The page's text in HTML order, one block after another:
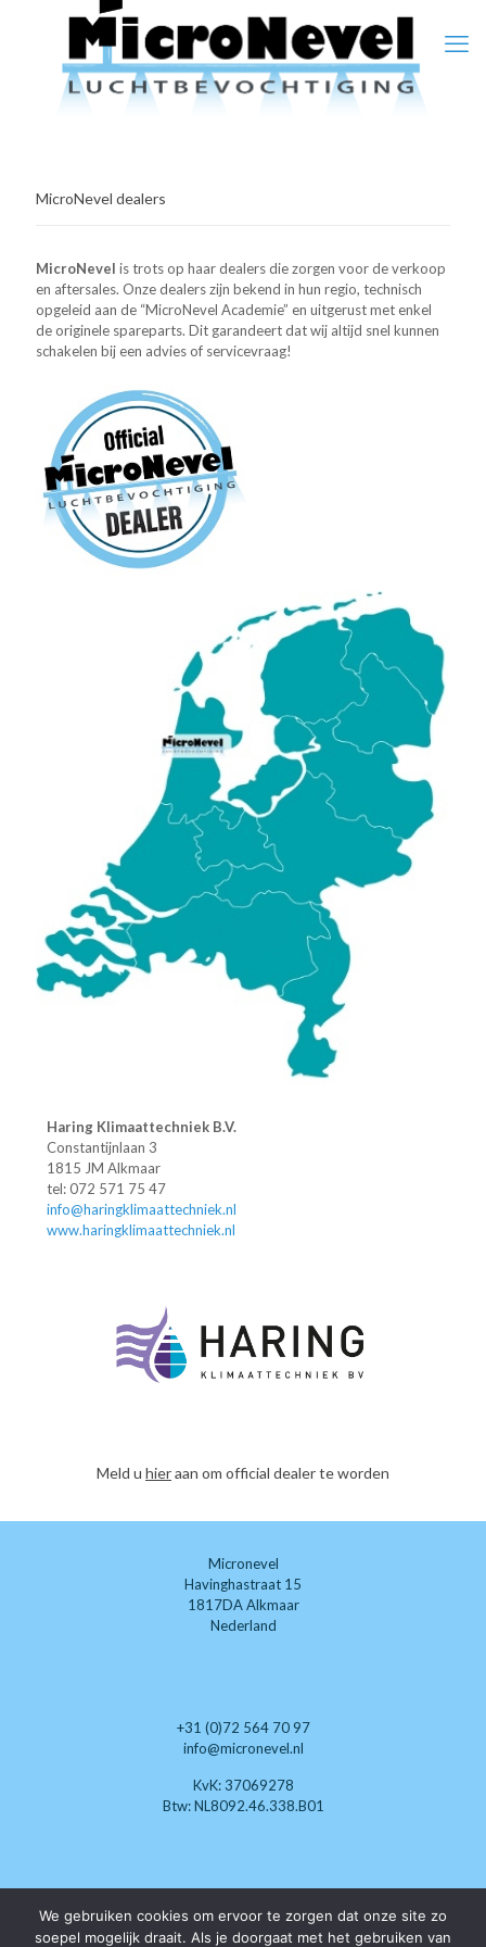
MicroNevel dealers
MicroNevel is trots op haar dealers die zorgen voor de verkoop
en aftersales. Onze dealers zijn bekend in hun regio, technisch
opgeleid aan de “MicroNevel Academie” en uitgerust met enkel
de originele spareparts. Dit garandeert dat wij altijd snel kunnen
schakelen bij een advies of servicevraag!
Haring Klimaattechniek B.V.
Constantijnlaan 3
1815 JM Alkmaar
tel: 072 571 75 47
info@haringklimaattechniek.nl
www.haringklimaattechniek.nl
Meld u hieraan om official dealer te worden
Micronevel
Havinghastraat 15
1817DA Alkmaar
Nederland
+31 (0)72 564 70 97
info@micronevel.nl
KvK: 37069278
Btw: NL8092.46.338.B01
Wij zoeken nog enthousiaste
We gebruiken cookies om ervoor te zorgen dat onze site zo
soepel mogelijk draait. Als je doorgaat met het gebruiken van